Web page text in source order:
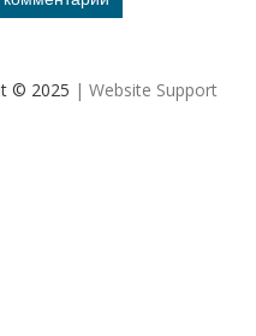
© 2025 | Website Support